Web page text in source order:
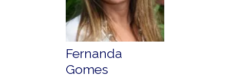
Fernanda
Gomes